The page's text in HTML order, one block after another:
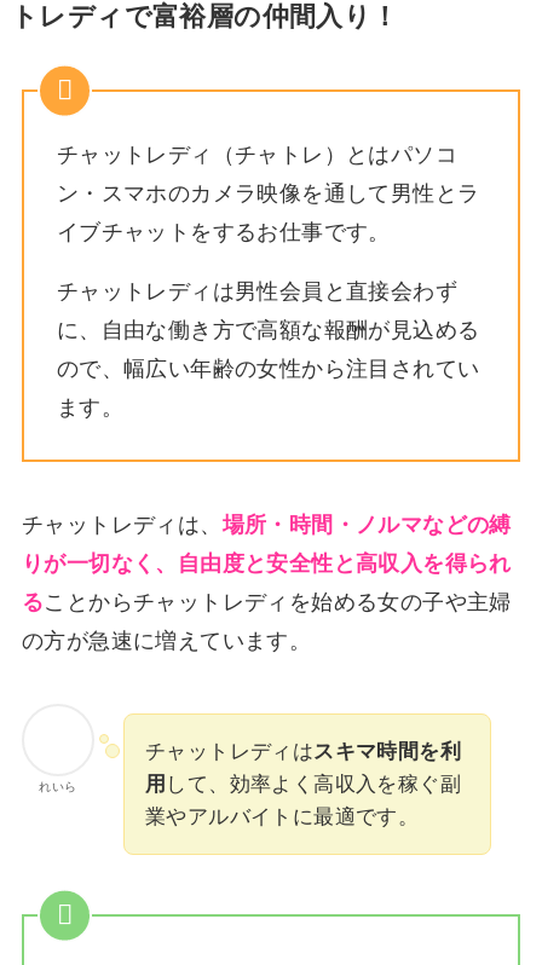
トレディで富裕層の仲間入り！
チャットレディ（チャトレ）とはパソコ
ン・スマホのカメラ映像を通して男性とラ
イブチャットをするお仕事です。
チャットレディは男性会員と直接会わず
に、自由な働き方で高額な報酬が見込める
ので、幅広い年齢の女性から注目されてい
ます。
チャットレディは、場所・時間・ノルマなどの縛
りが一切なく、自由度と安全性と高収入を得られ
ることからチャットレディを始める女の子や主婦
の方が急速に増えています。
れいら
チャットレディはスキマ時間を利
用 して、効率よく高収入を稼ぐ副
業やアルバイトに最適です。